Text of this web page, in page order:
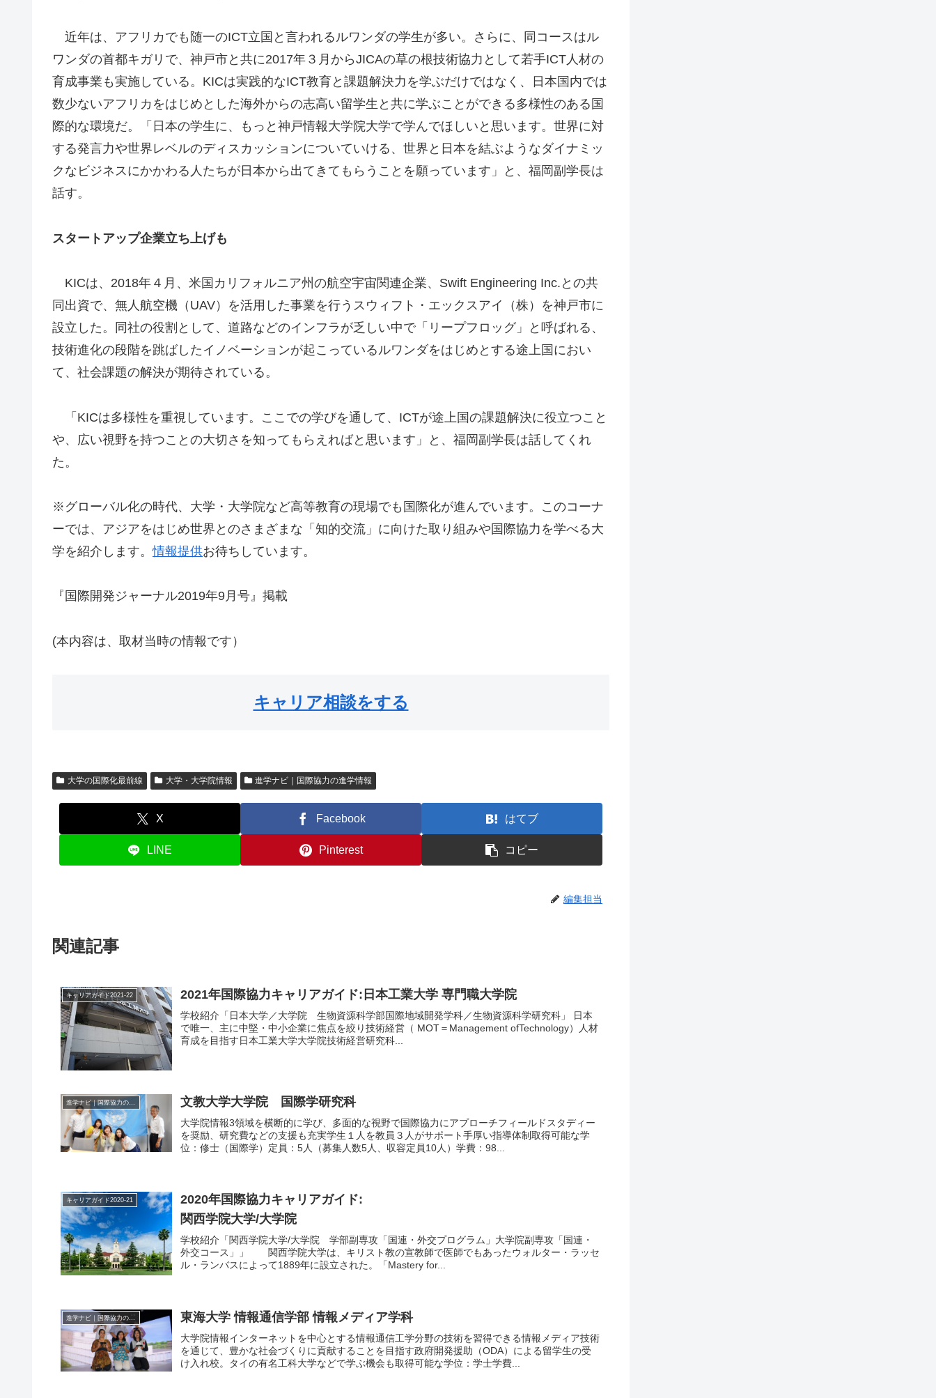
近年は、アフリカでも随一のICT立国と言われるルワンダの学生が多い。さらに、同コースはル
ワンダの首都キガリで、神戸市と共に2017年３月からJICAの草の根技術協力として若手ICT人材の
育成事業も実施している。KICは実践的なICT教育と課題解決力を学ぶだけではなく、日本国内では
数少ないアフリカをはじめとした海外からの志高い留学生と共に学ぶことができる多様性のある国
際的な環境だ。「日本の学生に、もっと神戸情報大学院大学で学んでほしいと思います。世界に対
する発言力や世界レベルのディスカッションについていける、世界と日本を結ぶようなダイナミッ
クなビジネスにかかわる人たちが日本から出てきてもらうことを願っています」と、福岡副学長は
話す。
スタートアップ企業立ち上げも
KICは、2018年４月、米国カリフォルニア州の航空宇宙関連企業、Swift Engineering Inc.との共
同出資で、無人航空機（UAV）を活用した事業を行うスウィフト・エックスアイ（株）を神戸市に
設立した。同社の役割として、道路などのインフラが乏しい中で「リープフロッグ」と呼ばれる、
技術進化の段階を跳ばしたイノベーションが起こっているルワンダをはじめとする途上国におい
て、社会課題の解決が期待されている。
「KICは多様性を重視しています。ここでの学びを通して、ICTが途上国の課題解決に役立つこと
や、広い視野を持つことの大切さを知ってもらえればと思います」と、福岡副学長は話してくれ
た。
※グローバル化の時代、大学・大学院など高等教育の現場でも国際化が進んでいます。このコーナ
ーでは、アジアをはじめ世界とのさまざまな「知的交流」に向けた取り組みや国際協力を学べる大
学を紹介します。情報提供お待ちしています。
『国際開発ジャーナル2019年9月号』掲載
(本内容は、取材当時の情報です）
キャリア相談をする
大学の国際化最前線 大学・大学院情報 進学ナビ｜国際協力の進学情報
X Facebook はてブ
LINE Pinterest コピー
編集担当
関連記事
キャリアガイド2021-22 2021年国際協力キャリアガイド:日本工業大学 専門職大学院
学校紹介「日本大学／大学院 生物資源科学部国際地域開発学科／生物資源科学研究科」 日本
で唯一、主に中堅・中小企業に焦点を絞り技術経営（ MOT＝Management ofTechnology）人材
育成を目指す日本工業大学大学院技術経営研究科...
文教大学大学院 国際学研究科
大学院情報3領域を横断的に学び、多面的な視野で国際協力にアプローチフィールドスタディー
を奨励、研究費などの支援も充実学生１人を教員３人がサポート手厚い指導体制取得可能な学
位：修士（国際学）定員：5人（募集人数5人、収容定員10人）学費：98...
キャリアガイド2020-21
2020年国際協力キャリアガイド:
関西学院大学/大学院
学校紹介「関西学院大学/大学院 学部副専攻「国連・外交プログラム」大学院副専攻「国連・
外交コース」」 関西学院大学は、キリスト教の宣教師で医師でもあったウォルター・ラッセ
ル・ランバスによって1889年に設立された。「Mastery for...
東海大学 情報通信学部 情報メディア学科
大学院情報インターネットを中心とする情報通信工学分野の技術を習得できる情報メディア技術
を通じて、豊かな社会づくりに貢献することを目指す政府開発援助（ODA）による留学生の受
け入れ校。タイの有名工科大学などで学ぶ機会も取得可能な学位：学士学費...